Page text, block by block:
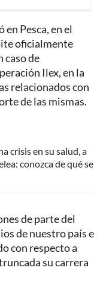
Pesca, en el
oficialmente
caso de
Ilex, en la
relacionados con
de las mismas.
crisis en su salud, a
conozca de qué se
de parte del
de nuestro país e
con respecto a
su carrera